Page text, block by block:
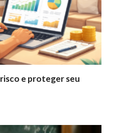
e proteger seu